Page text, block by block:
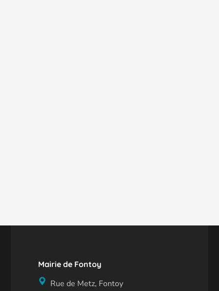
Mairie de Fontoy
Rue de Metz, Fontoy